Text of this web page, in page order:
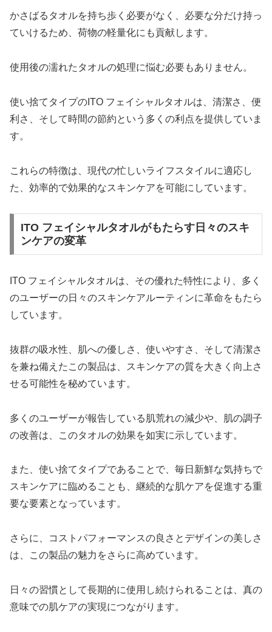
かさばるタオルを持ち歩く必要がなく、必要な分だけ持っ
ていけるため、荷物の軽量化にも貢献します。
使用後の濡れたタオルの処理に悩む必要もありません。
使い捨てタイプのITO フェイシャルタオルは、清潔さ、便
利さ、そして時間の節約という多くの利点を提供していま
す。
これらの特徴は、現代の忙しいライフスタイルに適応し
た、効率的で効果的なスキンケアを可能にしています。
ITO フェイシャルタオルがもたらす日々のスキ
ンケアの変革
ITO フェイシャルタオルは、その優れた特性により、多く
のユーザーの日々のスキンケアルーティンに革命をもたら
しています。
抜群の吸水性、肌への優しさ、使いやすさ、そして清潔さ
を兼ね備えたこの製品は、スキンケアの質を大きく向上さ
せる可能性を秘めています。
多くのユーザーが報告している肌荒れの減少や、肌の調子
の改善は、このタオルの効果を如実に示しています。
また、使い捨てタイプであることで、毎日新鮮な気持ちで
スキンケアに臨めることも、継続的な肌ケアを促進する重
要な要素となっています。
さらに、コストパフォーマンスの良さとデザインの美しさ
は、この製品の魅力をさらに高めています。
日々の習慣として長期的に使用し続けられることは、真の
意味での肌ケアの実現につながります。